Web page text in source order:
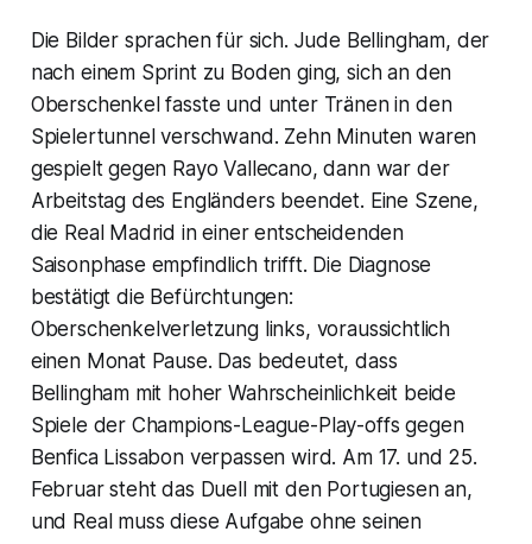
Die Bilder sprachen für sich. Jude Bellingham, der
nach einem Sprint zu Boden ging, sich an den
Oberschenkel fasste und unter Tränen in den
Spielertunnel verschwand. Zehn Minuten waren
gespielt gegen Rayo Vallecano, dann war der
Arbeitstag des Engländers beendet. Eine Szene,
die Real Madrid in einer entscheidenden
Saisonphase empfindlich trifft. Die Diagnose
bestätigt die Befürchtungen:
Oberschenkelverletzung links, voraussichtlich
einen Monat Pause. Das bedeutet, dass
Bellingham mit hoher Wahrscheinlichkeit beide
Spiele der Champions-League-Play-offs gegen
Benfica Lissabon verpassen wird. Am 17. und 25.
Februar steht das Duell mit den Portugiesen an,
und Real muss diese Aufgabe ohne seinen